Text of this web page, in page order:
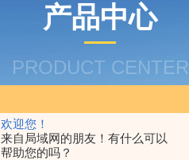
欢迎您！
来自局域网的朋友！有什么可以
帮助您的吗？
产品中心
PRODUCT CENTER